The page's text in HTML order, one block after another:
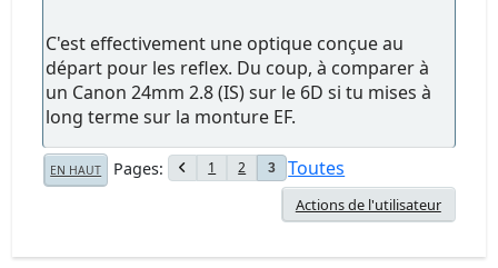
C'est effectivement une optique conçue au
départ pour les reflex. Du coup, à comparer à
un Canon 24mm 2.8 (IS) sur le 6D si tu mises à
long terme sur la monture EF.
EN HAUT Pages 1 2 3 Toutes
Actions de l'utilisateur